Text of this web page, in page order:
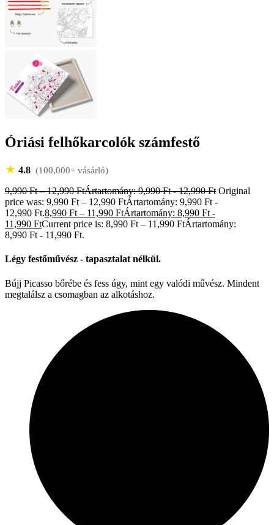
Óriási felhőkarcolók számfestő
★ 4.8 (100,000+ vásárló)
9,990Ft – 12,990FtÁrtartomány: 9,990 Ft - 12,990 Ft Original
price was: 9,990 Ft – 12,990 FtÁrtartomány: 9,990 Ft -
12,990 Ft.8,990 Ft – 11,990 FtÁrtartomány: 8,990 Ft -
11,990 FtCurrent price is: 8,990 Ft – 11,990 FtÁrtartomány:
8,990 Ft - 11,990 Ft.
Légy festőművész - tapasztalat nélkül.
Bújj Picasso bőrébe és fess úgy, mint egy valódi művész. Mindent
megtalálsz a csomagban az alkotáshoz.